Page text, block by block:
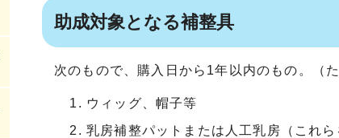
助成対象となる補整具
次のもので、購入日から1年以内のもの。（
ウィッグ、帽子等
乳房補整パットまたは人工乳房（これら